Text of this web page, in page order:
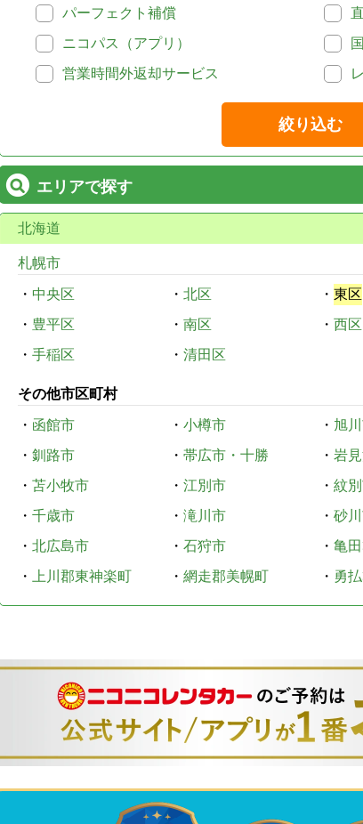
パーフェクト補償
ニコパス（アプリ）
営業時間外返却サービス
絞り込む
エリアで探す
北海道
札幌市
・ 中央区 ・ 北区 ・ 東区
・ 豊平区 ・ 南区 ・ 西区
・ 手稲区 ・ 清田区
その他市区町村
・ 函館市 ・ 小樽市 ・ 旭
・ 釧路市 ・ 帯広市・十勝 ・ 岩
・ 苫小牧市 ・ 江別市 ・ 紋
・ 千歳市 ・ 滝川市 ・ 砂
・ 北広島市 ・ 石狩市 ・ 亀
・
上川郡東神楽町 ・ 網走郡美幌町 ・ 勇